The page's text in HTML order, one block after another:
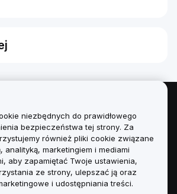
niezbędnych do prawidłowego
bezpieczeństwa tej strony. Za
również pliki cookie związane
analityką, marketingiem i mediami
aby zapamiętać Twoje ustawienia,
ze strony, ulepszać ją oraz
i udostępniania treści.